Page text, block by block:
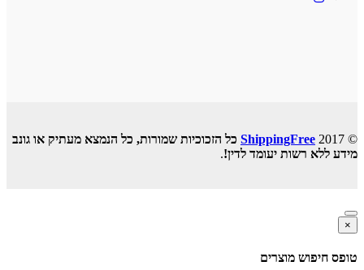
© 2017
ShippingFree כל הזכוכיות שמורות, כל הנמצא מעתיק או גונב
מידע ללא רשות יעומד לדין!.
×
טופס חיפוש מוצרים